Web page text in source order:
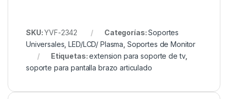
SKU:YVF-2342 Categorías:Soportes
Universales,LED/LCD/ Plasma, Soportes de Monitor
Etiquetas:extension para soporte de tv,
soporte para pantalla brazo articulado